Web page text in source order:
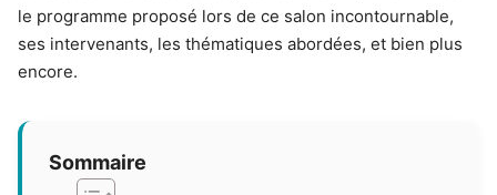
le programme proposé lors de ce salon incontournable,
ses intervenants, les thématiques abordées, et bien plus
encore.
Sommaire